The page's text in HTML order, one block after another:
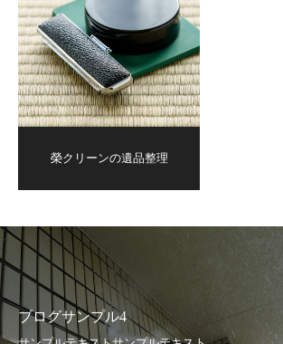
榮クリーンの遺品整理
ブログサンプル4